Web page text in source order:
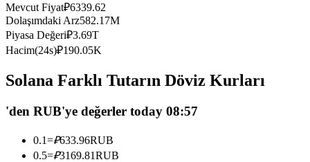
Kopya Ticaret
En iyi traderlarla güçlerinizi birleştirin
Mevcut Fiyat₽6339.62
Dolaşımdaki Arz582.17M
Piyasa Değeri₽3.69T
Hacim(24s)₽190.05K
Solana Farklı Tutarın Döviz Kurları
'den RUB'ye değerler today 08:57
0.1=₽633.96RUB
0.5=₽3169.81RUB